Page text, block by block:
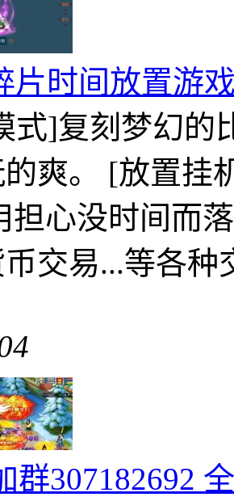
片时间放置游
式]复刻梦幻的
爽。 [放置挂
担心没时间而
交易...等各
群307182692